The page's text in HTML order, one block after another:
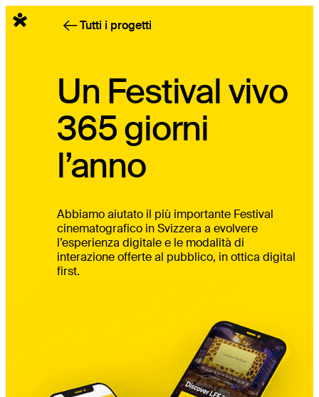
Tutti i progetti
Un Festival vivo
365 giorni
l’anno
Abbiamo aiutato il più importante Festival
cinematografico in Svizzera a evolvere
l’esperienza digitale e le modalità di
interazione offerte al pubblico, in ottica digital
first.